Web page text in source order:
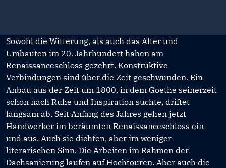
Sowohl die Witterung, als auch das Alter und
Umbauten im 20. Jahrhundert haben am
Renaissanceschloss gezehrt. Konstruktive
Verbindungen sind über die Zeit geschwunden. Ein
Anbau aus der Zeit um 1800, in dem Goethe seinerzeit
schon nach Ruhe und Inspiration suchte, driftet
langsam ab. Seit Anfang des Jahres gehen jetzt
Handwerker im beräumten Renaissanceschloss ein
und aus. Auch sie dichten, aber im weniger
literarischen Sinn. Die Arbeiten im Rahmen der
Dachsanierung laufen auf Hochtouren. Aber auch die